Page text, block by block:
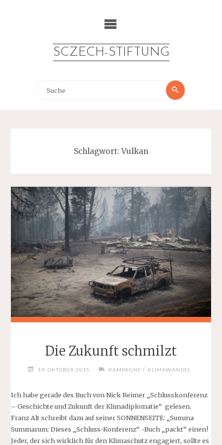
SCZECH-STIFTUNG
Suche
Suche
Schlagwort:Vulkan
Die Zukunft schmilzt
19. OKTOBER 2015 KAMPAGNE / KLIMAWANDEL
Ich habe gerade des Buch von Nick Reimer „Schlusskonferenz
– Geschichte und Zukunft der Klimadiplomatie“ gelesen.
Franz Alt schreibt dazu auf seiner SONNENSEITE: „Summa
Summarum: Dieses „Schluss-Konferenz“ -Buch „packt“ einen!
Jeder, der sich wirklich für den Klimaschutz engagiert, sollte es